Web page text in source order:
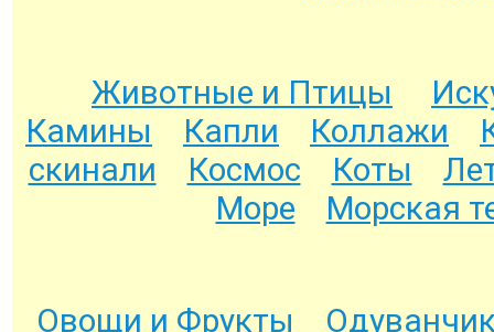
Животные и Птицы
Камины
Капли Коллажи
скинали
Космос Коты
Море
Морская
Овощи и Фрукты